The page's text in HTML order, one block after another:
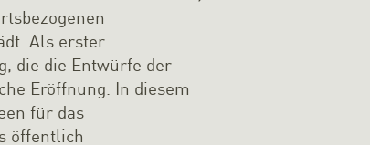
Als erster
die die Entwürfe der
Eröffnung. In diesem
für das
öffentlich